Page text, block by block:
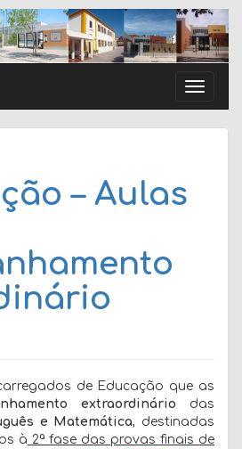
Toggle
– Aulas
de Educação que as
extraordinário das
e Matemática, destinadas
à 2ª fase das provas finais de